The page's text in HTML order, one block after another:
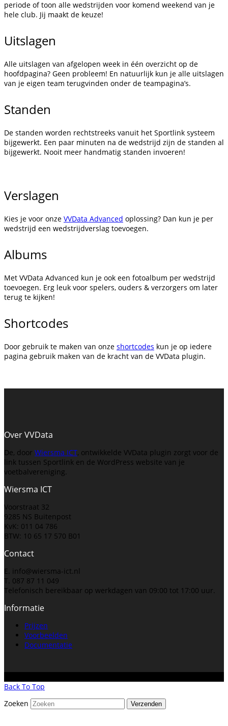
periode of toon alle wedstrijden voor komend weekend van je
hele club. Jij maakt de keuze!
Uitslagen
Alle uitslagen van afgelopen week in één overzicht op de
hoofdpagina? Geen probleem! En natuurlijk kun je alle uitslagen
van je eigen team terugvinden onder de teampagina’s.
Standen
De standen worden rechtstreeks vanuit het Sportlink systeem
bijgewerkt. Een paar minuten na de wedstrijd zijn de standen al
bijgewerkt. Nooit meer handmatig standen invoeren!
Verslagen
Kies je voor onze VVData Advanced oplossing? Dan kun je per
wedstrijd een wedstrijdverslag toevoegen.
Albums
Met VVData Advanced kun je ook een fotoalbum per wedstrijd
toevoegen. Erg leuk voor spelers, ouders & verzorgers om later
terug te kijken!
Shortcodes
Door gebruik te maken van onze shortcodes kun je op iedere
pagina gebruik maken van de kracht van de VVData plugin.
Over VVData
De, door Wiersma ICT, ontwikkelde VVData plugin zorgt voor de
link tussen Sportlink en de WordPress website van je
voetbalvereniging.
Wiersma ICT
Voorstraat 32
9285 NS Buitenpost
KvK: 011 04 786
BTW: 10 65 17 570 B01
Contact
E. info@wiersma-ict.nl
T. 087 87 11 049
Telefonisch bereikbaar op werkdagen van 09:00 tot 17:00 uur.
Informatie
Prijzen
Voorbeelden
Documentatie
Back To Top
Zoeken
Verzenden